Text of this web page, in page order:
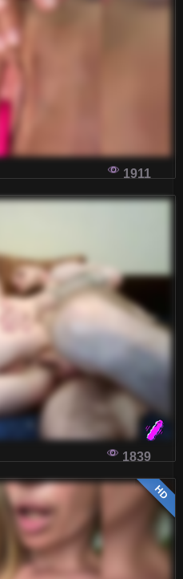
DOROSŁYCH
czy Twoja
Oto kilka
Ci przełamać lody i
będzie ciekawa i
Z FACETEM
DOROSŁYCH
rozpocząć
czacie dla
kilkoma
abyś mogła z
świat internetowej
JAK
1911
1839
HD